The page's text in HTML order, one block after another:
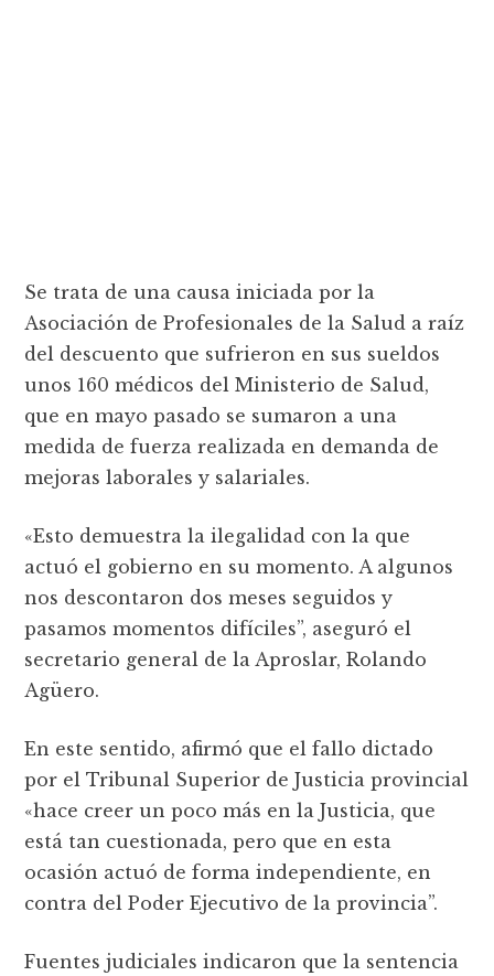
Se trata de una causa iniciada por la
Asociación de Profesionales de la Salud a raíz
del descuento que sufrieron en sus sueldos
unos 160 médicos del Ministerio de Salud,
que en mayo pasado se sumaron a una
medida de fuerza realizada en demanda de
mejoras laborales y salariales.
«Esto demuestra la ilegalidad con la que
actuó el gobierno en su momento. A algunos
nos descontaron dos meses seguidos y
pasamos momentos difíciles”, aseguró el
secretario general de la Aproslar, Rolando
Agüero.
En este sentido, afirmó que el fallo dictado
por el Tribunal Superior de Justicia provincial
«hace creer un poco más en la Justicia, que
está tan cuestionada, pero que en esta
ocasión actuó de forma independiente, en
contra del Poder Ejecutivo de la provincia”.
Fuentes judiciales indicaron que la sentencia